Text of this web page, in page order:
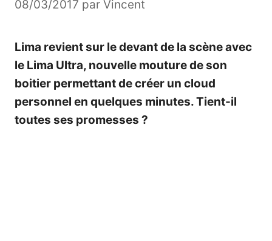
08/03/2017 par Vincent
Lima revient sur le devant de la scène avec
le Lima Ultra, nouvelle mouture de son
boitier permettant de créer un cloud
personnel en quelques minutes. Tient-il
toutes ses promesses ?